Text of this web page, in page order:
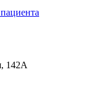
142А